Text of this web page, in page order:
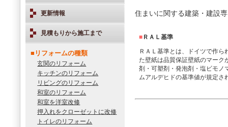
更新情報
見積もりから施工まで
■リフォームの種類
玄関のリフォーム
キッチンのリフォーム
リビングのリフォーム
和室のリフォーム
和室を洋室改修
押入れをクローゼットに改修
トイレのリフォーム
住まいに関する建築・建設
■ＲＡＬ基準
ＲＡＬ基準とは、ドイツで作
た壁紙は品質保証壁紙のマーク
剤・可塑剤・発泡剤・塩ビモノ
ムアルデヒドの基準値が規定さ